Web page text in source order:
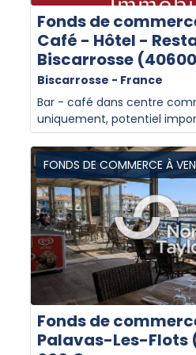
Fonds de
Café - Hôtel -
Biscarrosse
Biscarrosse - France
Bar - café dans centre
uniquement, potentiel
non exploité à ce jour..
l'année avec un pic
stable aux alentours de 110
informations sur les risques
exposé sont disponibles sur
https://
FONDS DE COMMERCE À
Fonds de
Palavas-Les-Flots